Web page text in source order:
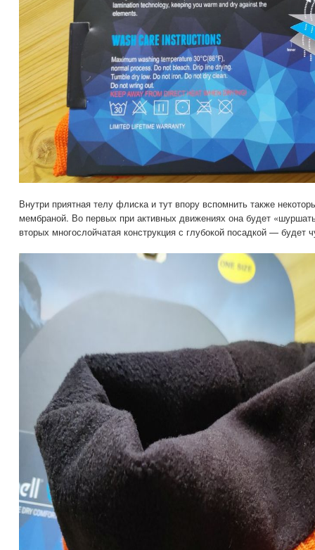
Внутри приятная телу флиска и тут впору вспомнить также
мембраной. Во первых при активных движениях она будет
вторых многослойчатая конструкция с глубокой посадкой — будет